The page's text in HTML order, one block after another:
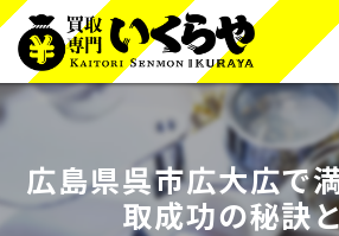
広島県呉市広大広で
取成功の秘訣